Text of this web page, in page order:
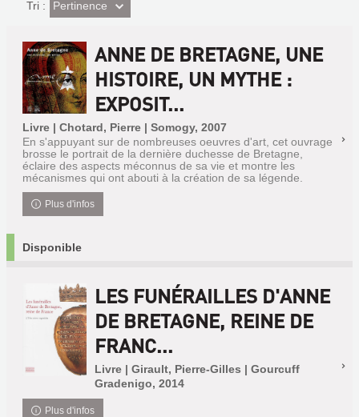
Tri : (Effet
imédiat)
Pertinence
ANNE DE BRETAGNE, UNE
HISTOIRE, UN MYTHE :
EXPOSIT...
Livre | Chotard, Pierre | Somogy, 2007
En s'appuyant sur de nombreuses oeuvres d'art, cet ouvrage
brosse le portrait de la dernière duchesse de Bretagne,
éclaire des aspects méconnus de sa vie et montre les
mécanismes qui ont abouti à la création de sa légende.
Plus d'infos
Disponible
LES FUNÉRAILLES D'ANNE
DE BRETAGNE, REINE DE
FRANC...
Livre | Girault, Pierre-Gilles | Gourcuff
Gradenigo, 2014
Plus d'infos